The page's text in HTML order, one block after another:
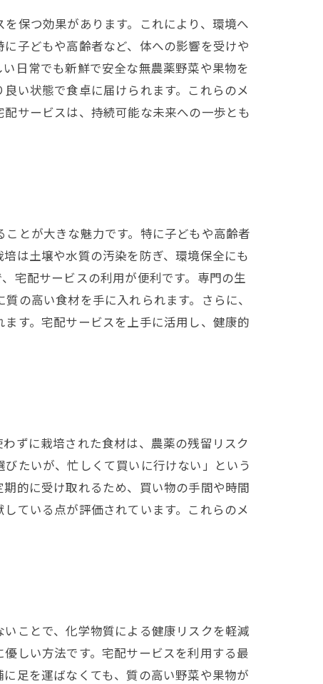
保つ効果があります。これにより、環境へ
子どもや高齢者など、体への影響を受けや
日常でも新鮮で安全な無農薬野菜や果物を
い状態で食卓に届けられます。これらのメ
サービスは、持続可能な未来への一歩とも
とが大きな魅力です。特に子どもや高齢者
は土壌や水質の汚染を防ぎ、環境保全にも
宅配サービスの利用が便利です。専門の生
の高い食材を手に入れられます。さらに、
す。宅配サービスを上手に活用し、健康的
ずに栽培された食材は、農薬の残留リスク
たいが、忙しくて買いに行けない」という
的に受け取れるため、買い物の手間や時間
ている点が評価されています。これらのメ
ことで、化学物質による健康リスクを軽減
しい方法です。宅配サービスを利用する最
足を運ばなくても、質の高い野菜や果物が